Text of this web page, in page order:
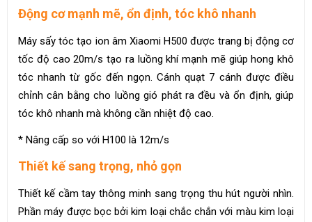
Động cơ mạnh mẽ, ổn định, tóc khô nhanh
Máy sấy tóc tạo ion âm Xiaomi H500 được trang bị động cơ
tốc độ cao 20m/s tạo ra luồng khí mạnh mẽ giúp hong khô
tóc nhanh từ gốc đến ngọn. Cánh quạt 7 cánh được điều
chỉnh cân bằng cho luồng gió phát ra đều và ổn định, giúp
tóc khô nhanh mà không cần nhiệt độ cao.
* Nâng cấp so với H100 là 12m/s
Thiết kế sang trọng, nhỏ gọn
Thiết kế cầm tay thông minh sang trọng thu hút người nhìn.
Phần máy được bọc bởi kim loại chắc chắn với màu kim loại